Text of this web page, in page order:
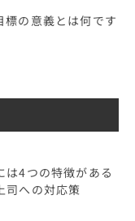
標の意義とは何です
は4つの特徴がある
司への対応策